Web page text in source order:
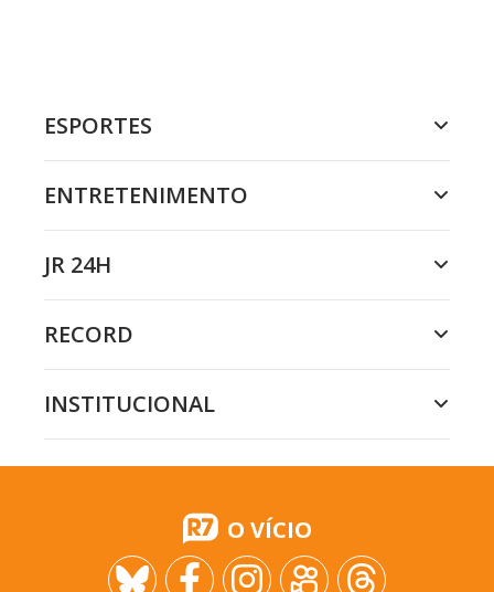
ESPORTES
ENTRETENIMENTO
JR 24H
RECORD
INSTITUCIONAL
O VÍCIO